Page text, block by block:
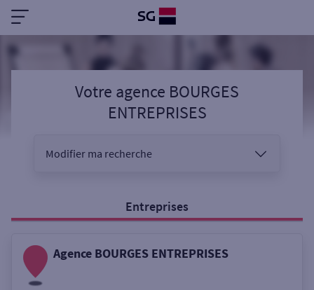
Votre agence BOURGES
ENTREPRISES
Modifier ma recherche
Sélectionnez votre recherche
Entreprises
Agence BOURGES ENTREPRISES